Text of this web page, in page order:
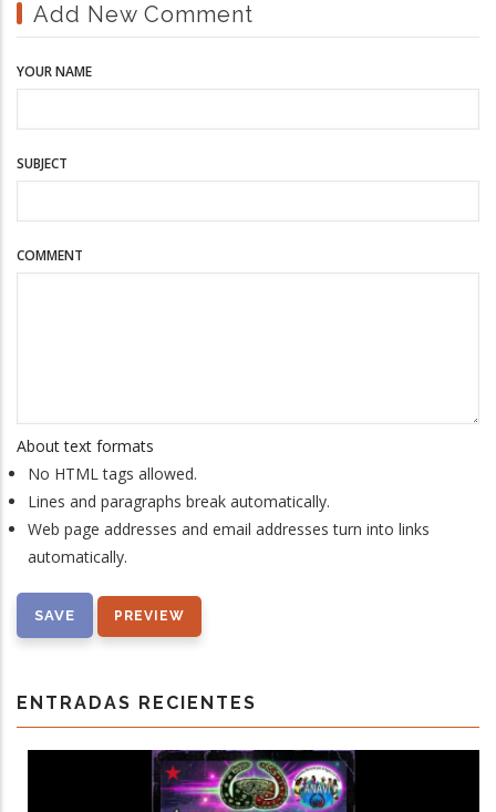
Add New Comment
YOUR NAME
SUBJECT
COMMENT
About text formats
No HTML tags allowed.
Lines and paragraphs break automatically.
Web page addresses and email addresses turn into links
automatically.
ENTRADAS RECIENTES